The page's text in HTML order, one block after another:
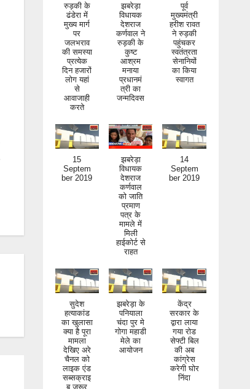
रुड़की के
ढंडेरा में
मुख्य मार्ग
पर
जलभराव
की समस्या
प्रत्येक
दिन हजारों
लोग यहां
से
आवाजाही
करते
झबरेड़ा
विधायक
देशराज
कर्णवाल ने
रुड़की के
कुष्ट
आश्रम
मनाया
प्रधानमं
त्री का
जन्मदिवस
पूर्व
मुख्यमंत्री
हरीश रावत
ने रुड़की
पहुंचकर
स्वतंत्रता
सेनानियों
का किया
स्वागत
15
Septem
ber 2019
झबरेड़ा
विधायक
देशराज
कर्णवाल
को जाति
प्रमाण
पत्र के
मामले में
मिली
हाईकोर्ट से
राहत
14
Septem
ber 2019
सुदेश
हत्याकांड
का खुलासा
क्या है पूरा
मामला
देखिए अरे
चैनल को
लाइक एंड
सब्सक्राइ
ब जरूर
झबरेड़ा के
पनियाला
चंदा पुर मे
गोगा महाडी
मेले का
आयोजन
केंद्र
सरकार के
द्वारा लाया
गया रोड
सेफ्टी बिल
की अब
कांग्रेस
करेगी घोर
निंदा